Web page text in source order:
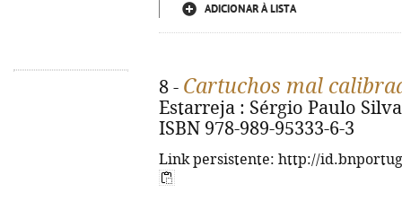
ADICIONAR À LISTA
8 - Cartuchos mal
Estarreja : Sérgio Paulo
ISBN 978-989-95333-6-3
Link persistente: http://